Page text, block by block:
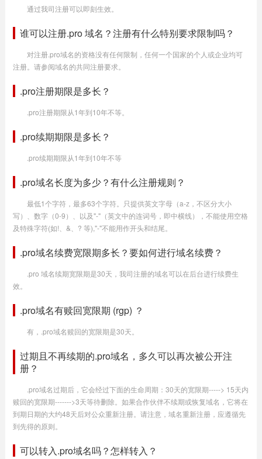
通过我司注册可以即刻生效。
谁可以注册.pro 域名？注册有什么特别要求限制吗？
对注册.pro域名的资格没有任何限制，任何一个国家的个人或企业均可
注册。请参阅域名的共同注册要求。
.pro注册期限是多长？
.pro注册期限从1年到10年不等。
.pro续期期限是多长？
.pro续期期限从1年到10年不等
.pro域名长度为多少？有什么注册规则？
最低1个字符，最多63个字符。只提供英文字母（a-z，不区分大小
写）、数字（0-9）、以及"-"（英文中的连词号，即中横线），不能使用空格
及特殊字符(如!、&、? 等),"-"不能用作开头和结尾。
.pro域名续费宽限期多长？要如何进行域名续费？
.pro 域名续期宽限期是30天，我司注册的域名可以在后台进行续费生
效。
.pro域名有赎回宽限期 (rgp) ？
有，.pro域名赎回的宽限期是30天。
过期且不再续期的.pro域名，多久可以再次被公开注
册？
.pro域名过期后，它会经过下面的生命周期：30天的宽限期-----> 15天内
赎回的宽限期------->3天等待删除。如果合作伙伴不续期或恢复域名，它将在
到期日期的大约48天后对公众重新注册。请注意，域名重新注册，应遵循先
到先得的原则。
可以转入.pro域名吗？怎样转入？